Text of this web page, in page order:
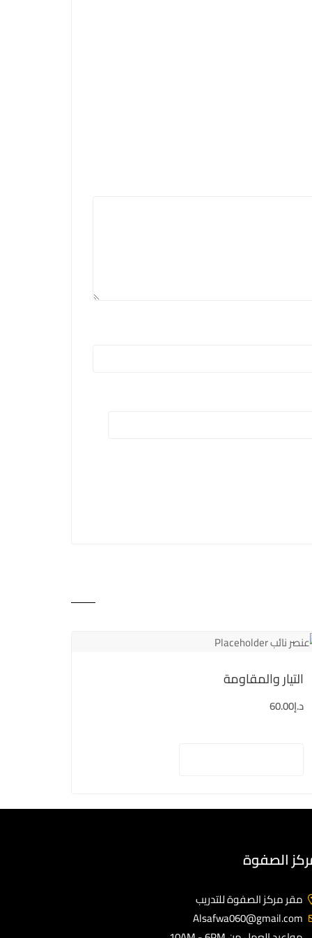
التيار والمقاومة
د.إ60.00
الصفوة
مقر مركز الصفوة للتدريب
Alsafwa060@gmail.com